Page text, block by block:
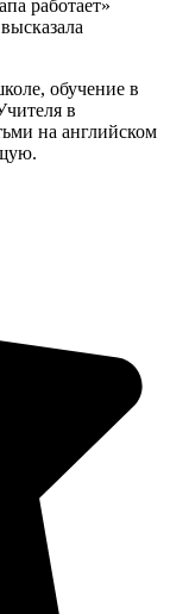
работает»
обучение в
в
на английском